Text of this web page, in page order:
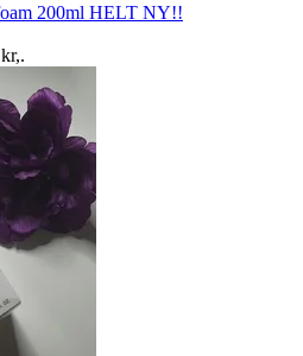
200ml HELT NY!!
,.